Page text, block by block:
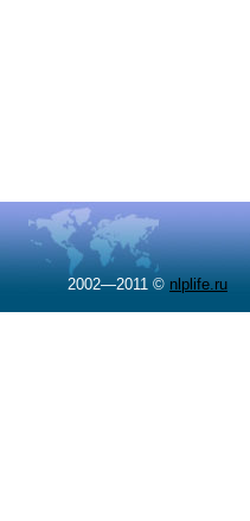
2002—2011 © nlplife.ru